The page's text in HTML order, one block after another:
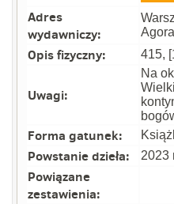
Adres
wydawniczy:
Opis fizyczny: 415,
Uwagi:
Na
Forma gatunek:
Powstanie dzieła: 2023
Powiązane
zestawienia: